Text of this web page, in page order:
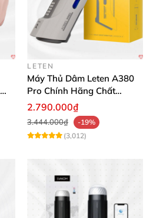
LETEN
Máy Thủ Dâm Leten A380
Pro Chính Hãng Chất
Lượng Cao
2.790.000₫
3.444.000₫
-19%
(3,012)